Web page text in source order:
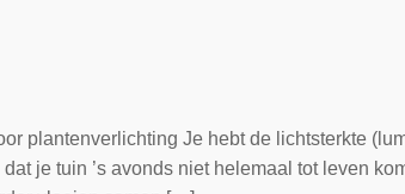
plantenverlichting Je hebt de lichtsterkte
je tuin ’s avonds niet helemaal tot leven